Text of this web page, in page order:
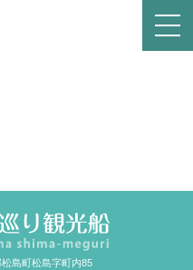
島町松島字町内85